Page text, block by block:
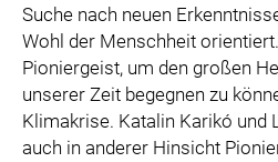
Suche nach neuen
Wohl der Menschheit
Pioniergeist, um den großen
unserer Zeit begegnen zu
Klimakrise. Katalin Karikó und
auch in anderer Hinsicht